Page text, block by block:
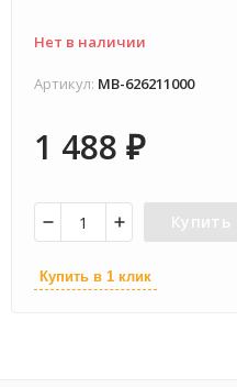
Нет в наличии
Артикул: MB-626211000
1 488 ₽
Купить
Купить в 1 клик